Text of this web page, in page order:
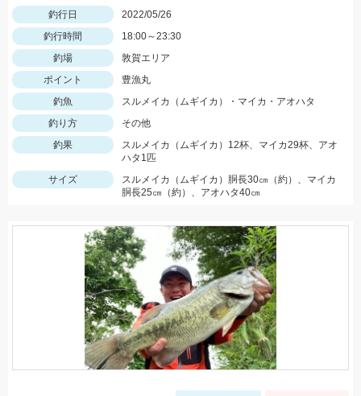
釣行日
2022/05/26
釣行時間
18:00～23:30
釣場
敦賀エリア
ポイント
豊漁丸
釣魚
スルメイカ（ムギイカ）・マイカ・アオハタ
釣り方
その他
釣果
スルメイカ（ムギイカ）12杯、マイカ29杯、アオ
ハタ1匹
サイズ
スルメイカ（ムギイカ）胴長30㎝（約）、マイカ
胴長25㎝（約）、アオハタ40㎝